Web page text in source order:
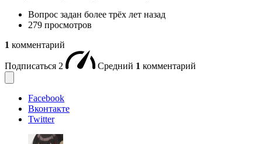
Вопрос задан более трёх лет назад
279 просмотров
1 комментарий
Подписаться 2 Средний 1 комментарий
Facebook
Вконтакте
Twitter